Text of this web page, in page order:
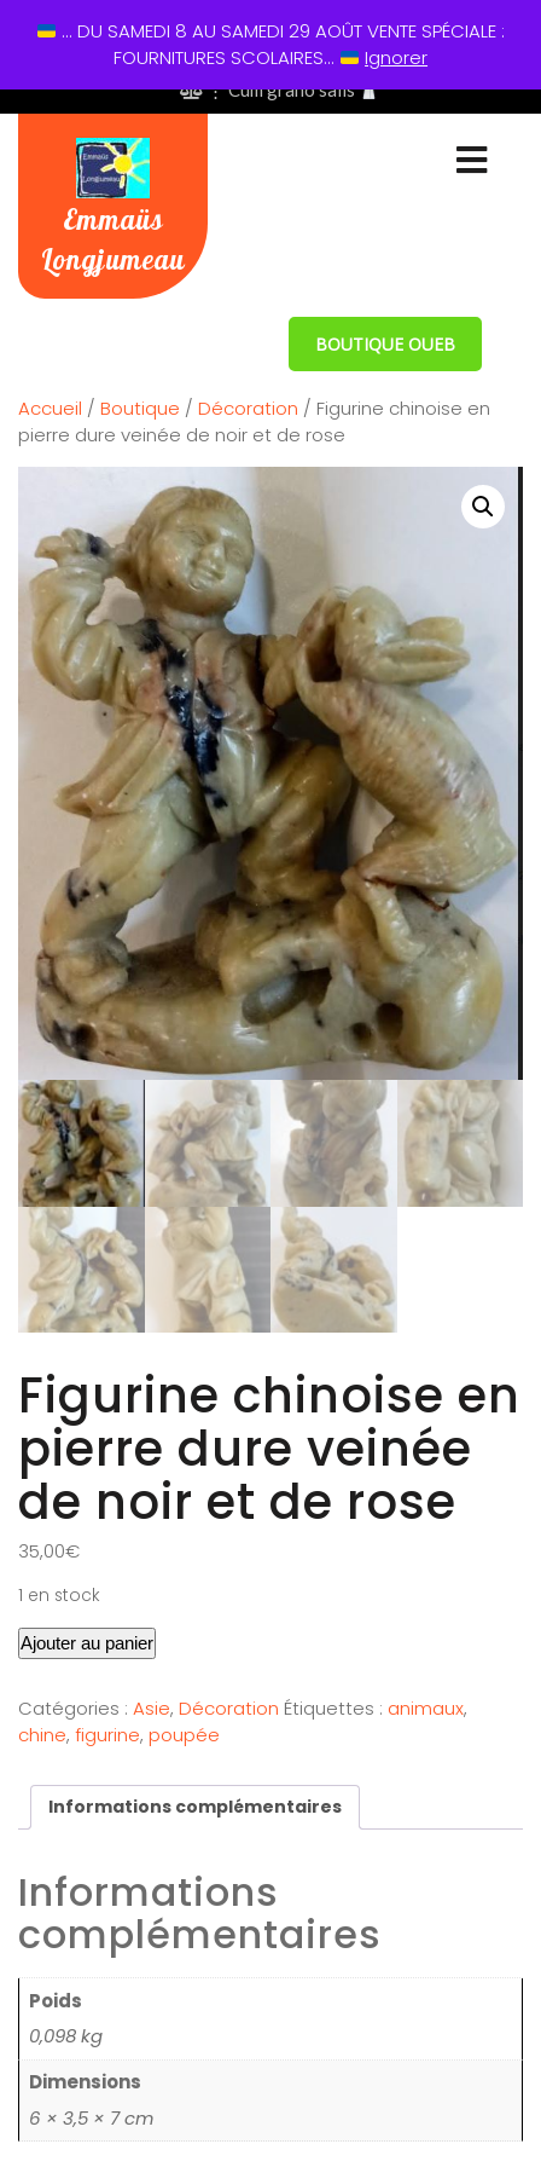
01 60 49 13 60
⋮ Cum grano salis
Emmaüs
Longjumeau
BOUTIQUE OUEB
Accueil / Boutique / Décoration / Figurine chinoise en
pierre dure veinée de noir et de rose
Figurine chinoise en
pierre dure veinée
de noir et de rose
35,00€
1 en stock
Ajouter au panier
Catégories : Asie, Décoration Étiquettes : animaux,
chine, figurine, poupée
Informations complémentaires
Informations
complémentaires
Poids
0,098 kg
Dimensions
6 × 3,5 × 7 cm
... DU SAMEDI 8 AU SAMEDI 29 AOÛT VENTE SPÉCIALE :
FOURNITURES SCOLAIRES...
Ignorer